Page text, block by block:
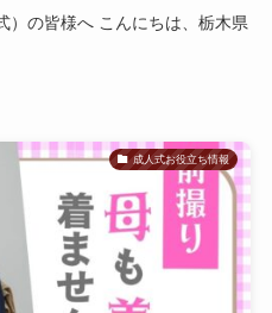
）の皆様へ こんにちは、栃木県
成人式お役立ち情報